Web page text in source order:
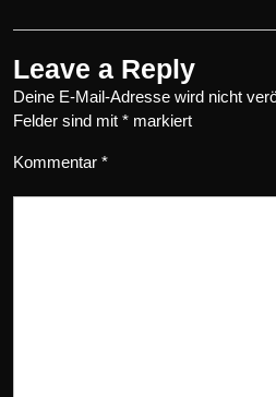
Leave a Reply
Deine E-Mail-Adresse wird nicht
Felder sind mit * markiert
Kommentar *